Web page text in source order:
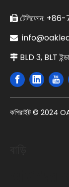
 টেলিফোন:

 BLD 3, BLT
কপিরাইট © 2024